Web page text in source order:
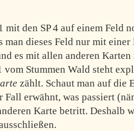
mit den SP 4 auf einem Feld
man dieses Feld nur mit
es mit allen anderen
Stummen Wald steht
zählt. Schaut man auf die
Fall erwähnt, was passiert
Karte betritt. Deshalb